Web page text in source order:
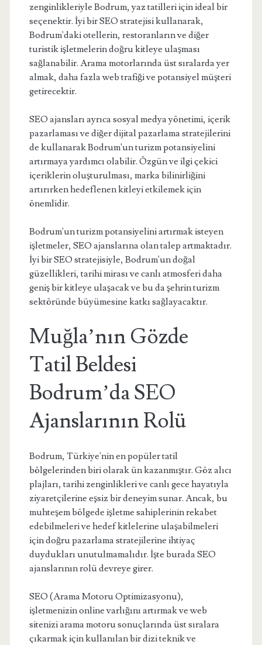
zenginlikleriyle Bodrum, yaz tatilleri için ideal bir
seçenektir. İyi bir SEO stratejisi kullanarak,
Bodrum'daki otellerin, restoranların ve diğer
turistik işletmelerin doğru kitleye ulaşması
sağlanabilir. Arama motorlarında üst sıralarda yer
almak, daha fazla web trafiği ve potansiyel müşteri
getirecektir.
SEO ajansları ayrıca sosyal medya yönetimi, içerik
pazarlaması ve diğer dijital pazarlama stratejilerini
de kullanarak Bodrum'un turizm potansiyelini
artırmaya yardımcı olabilir. Özgün ve ilgi çekici
içeriklerin oluşturulması, marka bilinirliğini
artırırken hedeflenen kitleyi etkilemek için
önemlidir.
Bodrum'un turizm potansiyelini artırmak isteyen
işletmeler, SEO ajanslarına olan talep artmaktadır.
İyi bir SEO stratejisiyle, Bodrum'un doğal
güzellikleri, tarihi mirası ve canlı atmosferi daha
geniş bir kitleye ulaşacak ve bu da şehrin turizm
sektöründe büyümesine katkı sağlayacaktır.
Muğla’nın Gözde
Tatil Beldesi
Bodrum’da SEO
Ajanslarının Rolü
Bodrum, Türkiye'nin en popüler tatil
bölgelerinden biri olarak ün kazanmıştır. Göz alıcı
plajları, tarihi zenginlikleri ve canlı gece hayatıyla
ziyaretçilerine eşsiz bir deneyim sunar. Ancak, bu
muhteşem bölgede işletme sahiplerinin rekabet
edebilmeleri ve hedef kitlelerine ulaşabilmeleri
için doğru pazarlama stratejilerine ihtiyaç
duydukları unutulmamalıdır. İşte burada SEO
ajanslarının rolü devreye girer.
SEO (Arama Motoru Optimizasyonu),
işletmenizin online varlığını artırmak ve web
sitenizi arama motoru sonuçlarında üst sıralara
çıkarmak için kullanılan bir dizi teknik ve